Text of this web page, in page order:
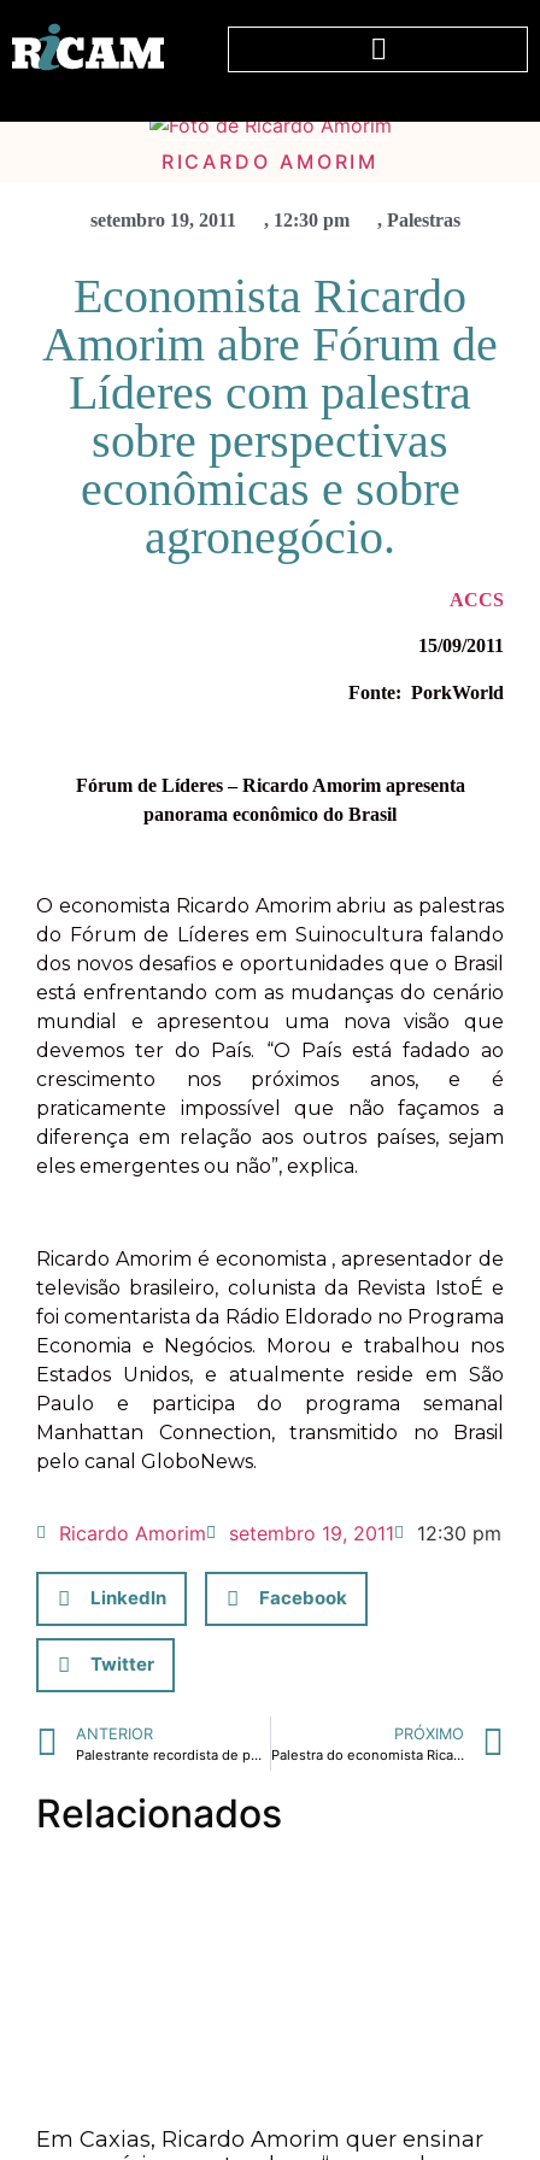
RICARDO AMORIM
setembro 19, 2011 , 12:30 pm , Palestras
Economista Ricardo
Amorim abre Fórum de
Líderes com palestra
sobre perspectivas
econômicas e sobre
agronegócio.
ACCS
15/09/2011
Fonte: PorkWorld
Fórum de Líderes – Ricardo Amorim apresenta
panorama econômico do Brasil
O economista Ricardo Amorim abriu as palestras
do Fórum de Líderes em Suinocultura falando
dos novos desafios e oportunidades que o Brasil
está enfrentando com as mudanças do cenário
mundial e apresentou uma nova visão que
devemos ter do País. “O País está fadado ao
crescimento nos próximos anos, e é
praticamente impossível que não façamos a
diferença em relação aos outros países, sejam
eles emergentes ou não”, explica.
Ricardo Amorim é economista , apresentador de
televisão brasileiro, colunista da Revista IstoÉ e
foi comentarista da Rádio Eldorado no Programa
Economia e Negócios. Morou e trabalhou nos
Estados Unidos, e atualmente reside em São
Paulo e participa do programa semanal
Manhattan Connection, transmitido no Brasil
pelo canal GloboNews.
Ricardo Amorim setembro 19, 2011 12:30 pm
LinkedIn Facebook
Twitter
ANTERIOR
Palestrante recordista de público, Ricardo Amorim, retorna à Feira de Gestão da FAE para palestra sobre sustentabilidade.
PRÓXIMO
Palestra do economista Ricardo Amorim sobre perspectivas econômicas e tendências para setor automotivo abre evento da ACAV.
Relacionados
Em Caxias, Ricardo Amorim quer ensinar